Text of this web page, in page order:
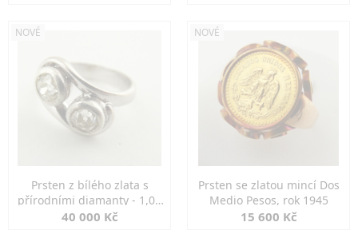
NOVÉ
Prsten z bílého zlata s
přírodními diamanty - 1,00
ct
40 000 Kč
NOVÉ
Prsten se zlatou mincí Dos
Medio Pesos, rok 1945
15 600 Kč